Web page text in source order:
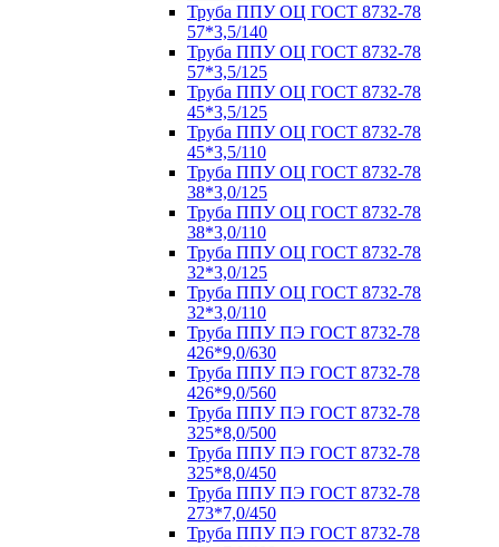
Труба ППУ ОЦ ГОСТ 8732-78
57*3,5/140
Труба ППУ ОЦ ГОСТ 8732-78
57*3,5/125
Труба ППУ ОЦ ГОСТ 8732-78
45*3,5/125
Труба ППУ ОЦ ГОСТ 8732-78
45*3,5/110
Труба ППУ ОЦ ГОСТ 8732-78
38*3,0/125
Труба ППУ ОЦ ГОСТ 8732-78
38*3,0/110
Труба ППУ ОЦ ГОСТ 8732-78
32*3,0/125
Труба ППУ ОЦ ГОСТ 8732-78
32*3,0/110
Труба ППУ ПЭ ГОСТ 8732-78
426*9,0/630
Труба ППУ ПЭ ГОСТ 8732-78
426*9,0/560
Труба ППУ ПЭ ГОСТ 8732-78
325*8,0/500
Труба ППУ ПЭ ГОСТ 8732-78
325*8,0/450
Труба ППУ ПЭ ГОСТ 8732-78
273*7,0/450
Труба ППУ ПЭ ГОСТ 8732-78